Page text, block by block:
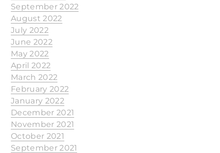
September 2022
August 2022
July 2022
June 2022
May 2022
April 2022
March 2022
February 2022
January 2022
December 2021
November 2021
October 2021
September 2021